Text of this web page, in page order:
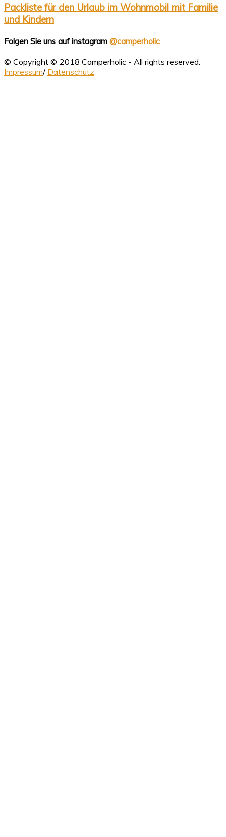
Packliste für den Urlaub im Wohnmobil mit Familie
und Kindern
Folgen Sie uns auf instagram @camperholic
© Copyright © 2018 Camperholic - All rights reserved.
Impressum/ Datenschutz